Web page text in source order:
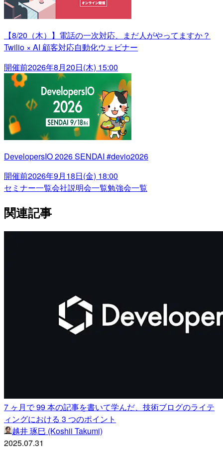
【8/20（木）】電話の一次対応、まだ人がやってますか？
Twilio × AI 顧客対応自動化ウェビナー
開催前2026年8月20日(木) 15:00
DevelopersIO 2026 SENDAI #devio2026
開催前2026年9月18日(金) 18:00
セミナー一覧会社説明会一覧勉強会一覧
関連記事
7 ヶ月で 99 本の記事を書いて学んだ、技術ブログのライテ
ィングにおける 3 つのポイント
越井 琢巳 (Koshii Takumi)
2025.07.31